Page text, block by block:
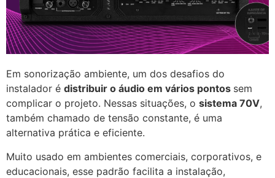
Em sonorização ambiente, um dos desafios do
instalador é distribuir o áudio em vários pontos sem
complicar o projeto. Nessas situações, o sistema 70V,
também chamado de tensão constante, é uma
alternativa prática e eficiente.
Muito usado em ambientes comerciais, corporativos, e
educacionais, esse padrão facilita a instalação,